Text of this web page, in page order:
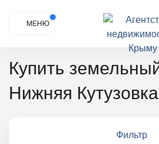
МЕНЮ
Купить земельный участок
Нижняя Кутузовка
Фильтр